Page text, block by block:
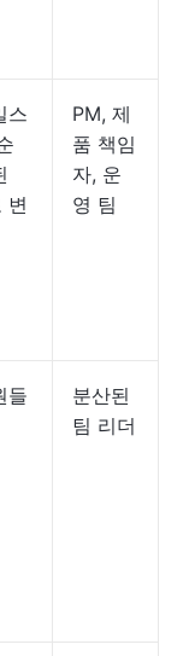
스
변
PM, 제
품 책임
자, 운
영 팀
들
분산된
팀 리더